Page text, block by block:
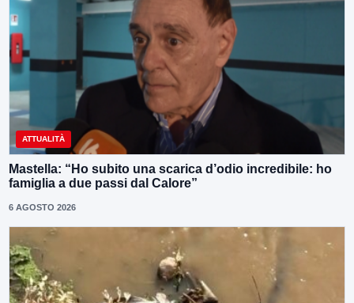
ATTUALITÀ
Mastella: “Ho subito una scarica d’odio incredibile: ho
famiglia a due passi dal Calore”
6 AGOSTO 2026